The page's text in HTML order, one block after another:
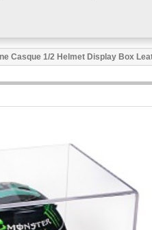
Casque 1/2 Helmet Display Box